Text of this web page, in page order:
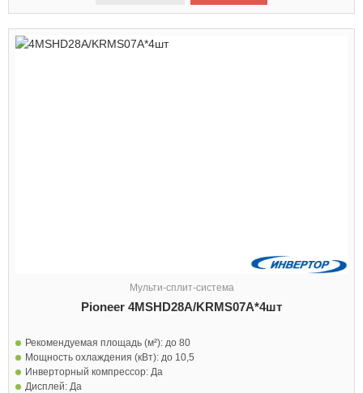
Мульти-сплит-система
Pioneer 4MSHD28A/KRMS07A*4шт
Рекомендуемая площадь (м²): до 80
Мощность охлаждения (кВт): до 10,5
Инверторный компрессор: Да
Дисплей: Да